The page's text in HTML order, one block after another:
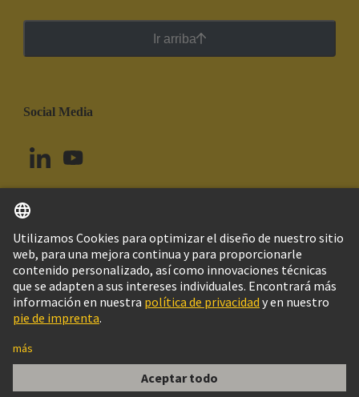
Ir arriba
Social Media
Uruguay Español
© Grupo Tecnológico HARTING
Configuración de cookies